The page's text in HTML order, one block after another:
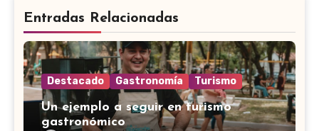
Entradas Relacionadas
Destacado Gastronomía Turismo
Un ejemplo a seguir en turismo
gastronómico